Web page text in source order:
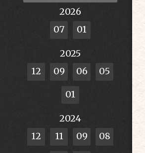
2026
07
01
2025
12
09 06 05
01
2024
12
11 09 08